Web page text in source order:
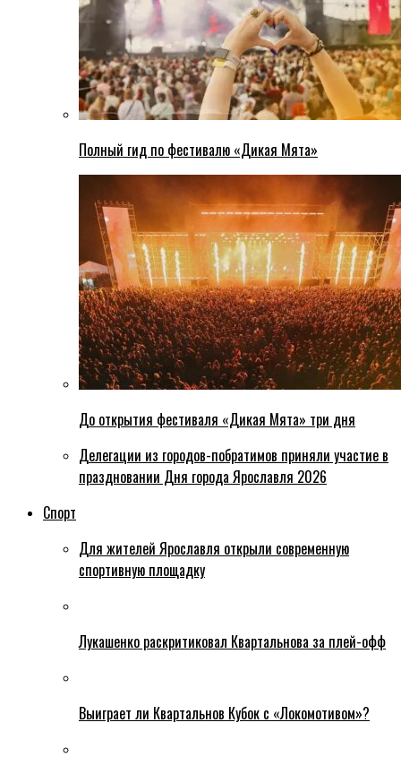
Полный гид по фестивалю «Дикая Мята»
До открытия фестиваля «Дикая Мята» три дня
Делегации из городов-побратимов приняли участие в
праздновании Дня города Ярославля 2026
Спорт
Для жителей Ярославля открыли современную
спортивную площадку
Лукашенко раскритиковал Квартальнова за плей-офф
Выиграет ли Квартальнов Кубок с «Локомотивом»?